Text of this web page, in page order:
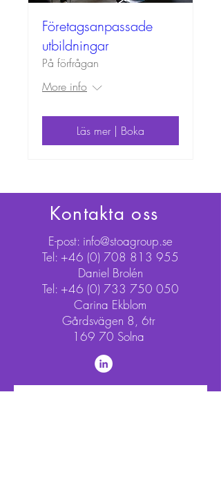
Företagsanpassade
utbildningar
På förfrågan
More info
Läs mer | Boka
Kontakta oss
E-post: info@stoagroup.se
Tel: +46 (0) 708 813 955
Daniel Brolén
Tel: +46 (0) 733 750 050
Carina Ekblom
Gårdsvägen 8, 6tr
169 70 Solna